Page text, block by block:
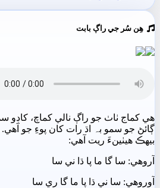
ھِن سُر جي راڳ بابت
ھي کماج ٺاٺ جو راڳ نالي کماچ،
ڳائڻ جو سمو بہ اڌ رات کان پوءِ جو
بيھڪ ھيٺينءَ ريت آھي:
آروھي: سا گا ما پا ڌا ني سا
آوروھي: سا ني ڌا پا ما گا ري سا